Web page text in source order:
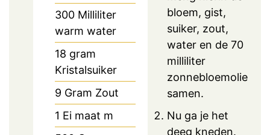
300 Milliliter
warm water
18 gram
Kristalsuiker
9 Gram Zout
1 Ei maat m
bloem, gist,
suiker, zout,
water en de 70
milliliter
zonnebloemolie
samen.
Nu ga je het
deeg kneden.